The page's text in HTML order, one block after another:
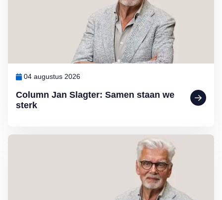
Column Jan Slagter: Samen staan we
sterk
04 augustus 2026
Lees meer over Column Jan Slagter: Vakantie